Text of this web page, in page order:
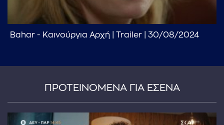
Bahar - Καινούργια Αρχή | Trailer | 30/08/2024
ΠΡΟΤΕΙΝΟΜΕΝΑ ΓΙΑ ΕΣΕΝΑ